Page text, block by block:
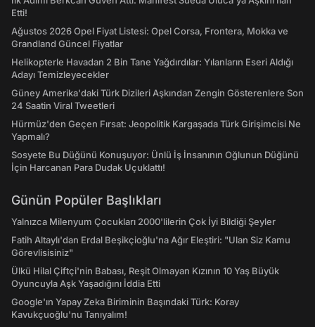
Etti!
Ağustos 2026 Opel Fiyat Listesi: Opel Corsa, Frontera, Mokka ve
Grandland Güncel Fiyatlar
Helikopterle Havadan 2 Bin Tane Yağdırdılar: Yılanların Eseri Aldığı
Adayı Temizleyecekler
Güney Amerika'daki Türk Dizileri Aşkından Zengin Gösterenlere Son
24 Saatin Viral Tweetleri
Hürmüz'den Geçen Fırsat: Jeopolitik Kargaşada Türk Girişimcisi Ne
Yapmalı?
Sosyete Bu Düğünü Konuşuyor: Ünlü İş İnsanının Oğlunun Düğünü
İçin Harcanan Para Dudak Uçuklattı!
Günün Popüler Başlıkları
Yalnızca Milenyum Çocukları 2000'lilerin Çok İyi Bildiği Şeyler
Fatih Altaylı'dan Erdal Beşikçioğlu'na Ağır Eleştiri: "Ulan Siz Kamu
Görevlisisiniz"
Ülkü Hilal Çiftçi'nin Babası, Reşit Olmayan Kızının 10 Yaş Büyük
Oyuncuyla Aşk Yaşadığını İddia Etti
Google'ın Yapay Zeka Biriminin Başındaki Türk: Koray
Kavukçuoğlu'nu Tanıyalım!